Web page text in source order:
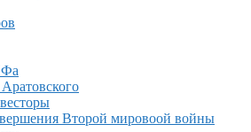
Второй мировоой войны